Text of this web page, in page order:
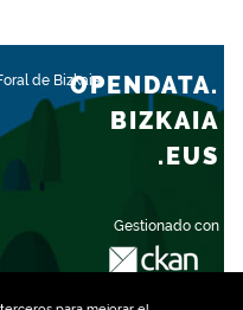
de Bizkaia
Gestionado con
OPENDATA.
BIZKAIA
.EUS